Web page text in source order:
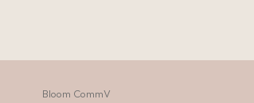
Bloom CommV